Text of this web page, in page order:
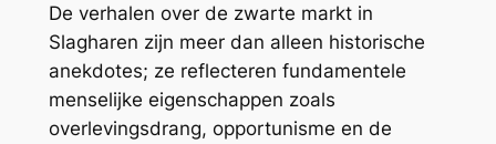
De verhalen over de zwarte markt in
Slagharen zijn meer dan alleen historische
anekdotes; ze reflecteren fundamentele
menselijke eigenschappen zoals
overlevingsdrang, opportunisme en de